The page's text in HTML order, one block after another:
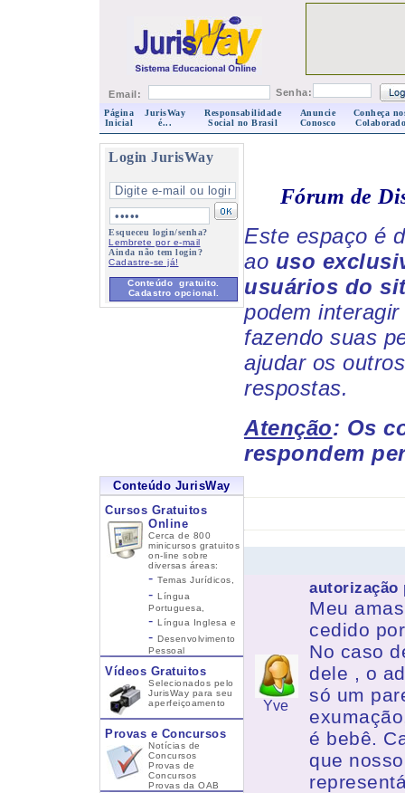
Email: Senha:
Página
Inicial
JurisWay
é...
Responsabilidade
Social no Brasil
Anuncie
Conosco
Conheça
Login JurisWay
Esqueceu login/senha?
Lembrete por e-mail
Ainda não tem login?
Cadastre-se já!
Conteúdo gratuito.
Cadastro opcional.
Conteúdo JurisWay
Cursos Gratuitos
Online
Cerca de 800
minicursos gratuitos
on-line sobre
diversas áreas:
- Temas Jurídicos,
- Língua
Portuguesa,
- Língua Inglesa e
- Desenvolvimento
Pessoal
Vídeos Gratuitos
Selecionados pelo
JurisWay para seu
aperfeiçoamento
Provas e Concursos
Notícias de
Concursos
Provas de
Concursos
Provas da OAB
Fórum de
Este espaço é
ao uso
usuários do
podem
fazendo suas
ajudar os
respostas.
Atenção: Os
respondem
Yve
autorização
Meu
cedido
No caso
dele , o
só um
é bebê.
que